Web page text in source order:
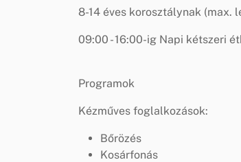
8-14 éves korosztálynak (max.
09:00 - 16:00-ig Napi kétszeri
Programok
Kézműves foglalkozások:
Bőrözés
Kosárfonás